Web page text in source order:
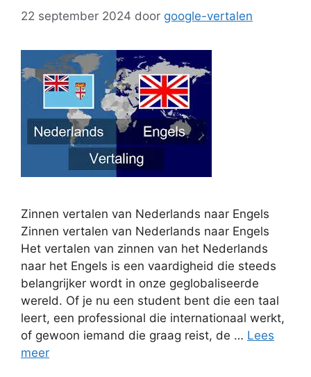
22 september 2024 door google-vertalen
Zinnen vertalen van Nederlands naar Engels
Zinnen vertalen van Nederlands naar Engels
Het vertalen van zinnen van het Nederlands
naar het Engels is een vaardigheid die steeds
belangrijker wordt in onze geglobaliseerde
wereld. Of je nu een student bent die een taal
leert, een professional die internationaal werkt,
of gewoon iemand die graag reist, de … Lees
meer